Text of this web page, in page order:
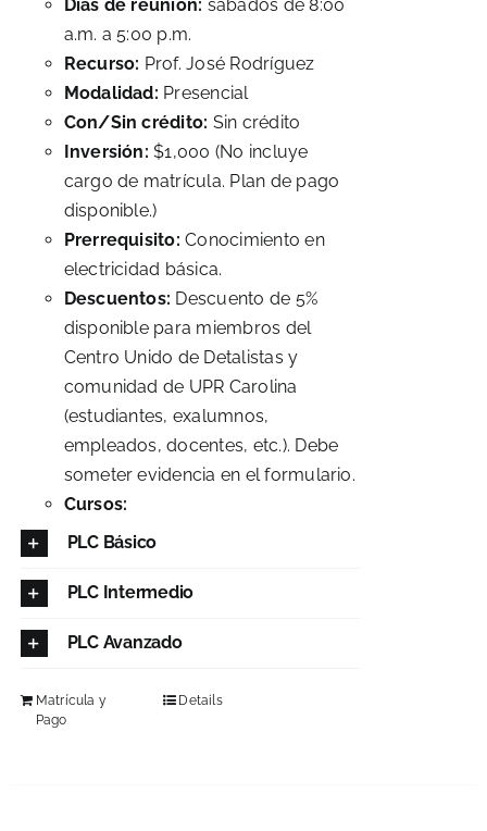
Días de reunión: sábados de 8:00
a.m. a 5:00 p.m.
Recurso: Prof. José Rodríguez
Modalidad: Presencial
Con/Sin crédito: Sin crédito
Inversión: $1,000 (No incluye
cargo de matrícula. Plan de pago
disponible.)
Prerrequisito:Conocimiento en
electricidad básica.
Descuentos: Descuento de 5%
disponible para miembros del
Centro Unido de Detalistas y
comunidad de UPR Carolina
(estudiantes, exalumnos,
empleados, docentes, etc.). Debe
someter evidencia en el formulario.
Cursos:
PLC Básico
PLC Intermedio
PLC Avanzado
Matrícula y
Pago
Details